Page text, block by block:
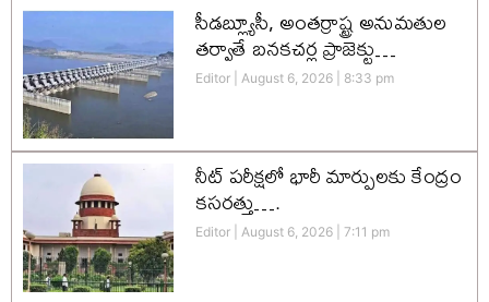
సీడబ్ల్యూసీ, అంతర్రాష్ట్ర అనుమతుల
తర్వాతే బనకచర్ల ప్రాజెక్టు…
Editor August 6, 2026 8:33 pm
నీట్ పరీక్షలో భారీ మార్పులకు కేంద్రం
కసరత్తు….
Editor August 6, 2026 7:11 pm